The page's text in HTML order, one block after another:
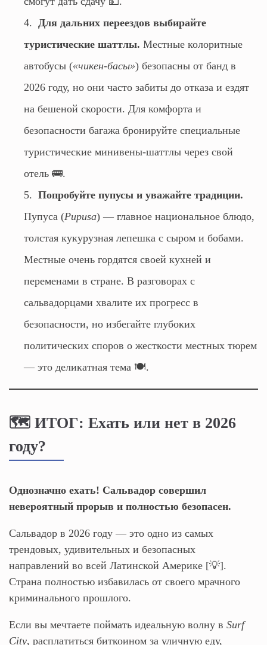
Для дальних переездов выбирайте
туристические шаттлы. Местные колоритные
автобусы («чикен-басы») безопасны от банд в
2026 году, но они часто забиты до отказа и ездят
на бешеной скорости. Для комфорта и
безопасности багажа бронируйте специальные
туристические минивены-шаттлы через свой
отель 🚌.
Попробуйте пупусы и уважайте традиции.
Пупуса (Pupusa) — главное национальное блюдо,
толстая кукурузная лепешка с сыром и бобами.
Местные очень гордятся своей кухней и
переменами в стране. В разговорах с
сальвадорцами хвалите их прогресс в
безопасности, но избегайте глубоких
политических споров о жесткости местных тюрем
— это деликатная тема 🍽️.
🗺️ ИТОГ: Ехать или нет в 2026
году?
Однозначно ехать! Сальвадор совершил
невероятный прорыв и полностью безопасен.
Сальвадор в 2026 году — это одно из самых
трендовых, удивительных и безопасных
направлений во всей Латинской Америке [💡].
Страна полностью избавилась от своего мрачного
криминального прошлого.
Если вы мечтаете поймать идеальную волну в Surf
City, расплатиться биткоином за уличную еду,